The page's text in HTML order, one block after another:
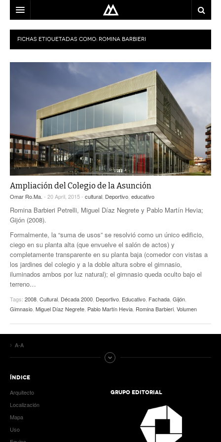
ARQUITECTO
LOCALIZACIÓN
EQUIPO
CONTACTO
FICHAS ETIQUETADAS COMO: ROMINA BARBIERI
Ampliación del Colegio de la Asunción
Omar Ro.Ma. - 20 April, 2015 - cultural Deportivo educativo
Romina Barbieri Petrelli, Miguel Díaz Negrete y Pablo Martín Hevia;
Gijón (2008).
Formalmente, la “suma de usos” se resolvió como un único edificio,
ciego en su planta alta (que envuelve el salón de actos) y
completamente transparente en su planta baja (comedor con vistas a
los jardines del colegio y a la doble altura sobre el gimnasio,
iluminados ambos por luz natural); el gimnasio queda oculto bajo el
terreno…
Tags: 2008 Cultural Década 2000 Deportivo Educativo Fachada Gijón
Gimnasio Miguel Díaz Negrete Pablo Martín Hevia Romina Barbieri Volumen
A-A
ÍNDICE
Arquitecto
Localización
Mapa
Uso
GRUPO EDITORIAL